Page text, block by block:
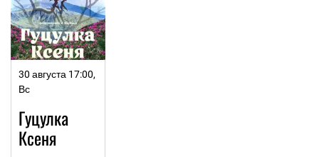
30 августа 17:00,
Вс
Гуцулка
Ксеня